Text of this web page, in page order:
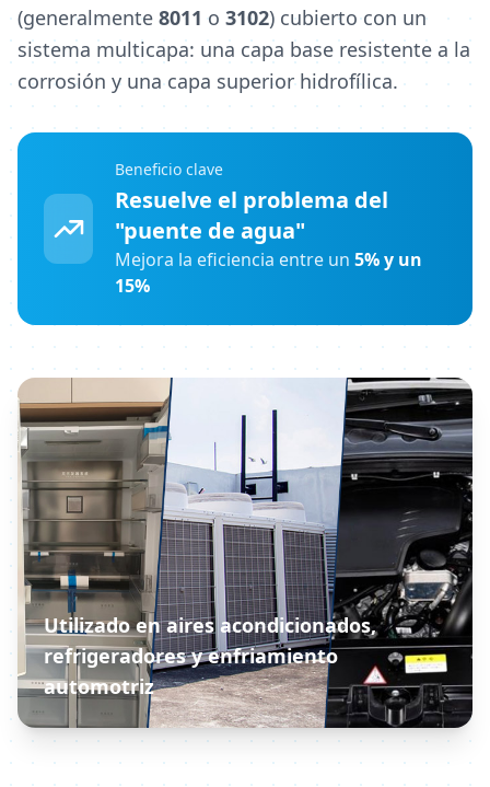
Utilizado en aires acondicionados,
refrigeradores y enfriamiento
automotriz
(generalmente 8011 o 3102) cubierto con un
sistema multicapa: una capa base resistente a la
corrosión y una capa superior hidrofílica.
Beneficio clave
Resuelve el problema del
"puente de agua"
Mejora la eficiencia entre un5% y un
15%